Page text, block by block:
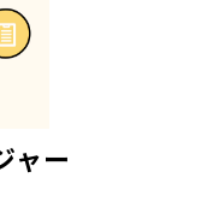
ャー